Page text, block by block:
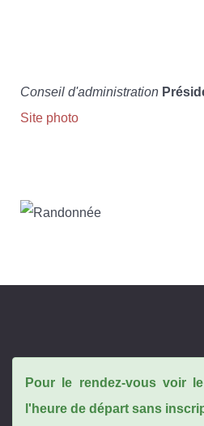
Conseil d'administration
Site photo
Pour le rendez-vous voir
l'heure de départ sans